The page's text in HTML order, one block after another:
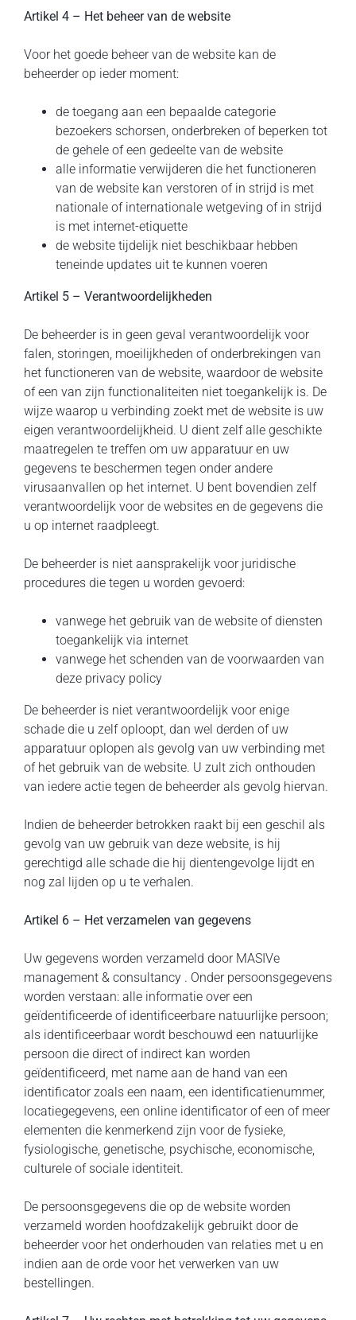
Artikel 4 – Het beheer van de website
Voor het goede beheer van de website kan de
beheerder op ieder moment:
de toegang aan een bepaalde categorie
bezoekers schorsen, onderbreken of beperken tot
de gehele of een gedeelte van de website
alle informatie verwijderen die het functioneren
van de website kan verstoren of in strijd is met
nationale of internationale wetgeving of in strijd
is met internet-etiquette
de website tijdelijk niet beschikbaar hebben
teneinde updates uit te kunnen voeren
Artikel 5 – Verantwoordelijkheden
De beheerder is in geen geval verantwoordelijk voor
falen, storingen, moeilijkheden of onderbrekingen van
het functioneren van de website, waardoor de website
of een van zijn functionaliteiten niet toegankelijk is. De
wijze waarop u verbinding zoekt met de website is uw
eigen verantwoordelijkheid. U dient zelf alle geschikte
maatregelen te treffen om uw apparatuur en uw
gegevens te beschermen tegen onder andere
virusaanvallen op het internet. U bent bovendien zelf
verantwoordelijk voor de websites en de gegevens die
u op internet raadpleegt.
De beheerder is niet aansprakelijk voor juridische
procedures die tegen u worden gevoerd:
vanwege het gebruik van de website of diensten
toegankelijk via internet
vanwege het schenden van de voorwaarden van
deze privacy policy
De beheerder is niet verantwoordelijk voor enige
schade die u zelf oploopt, dan wel derden of uw
apparatuur oplopen als gevolg van uw verbinding met
of het gebruik van de website. U zult zich onthouden
van iedere actie tegen de beheerder als gevolg hiervan.
Indien de beheerder betrokken raakt bij een geschil als
gevolg van uw gebruik van deze website, is hij
gerechtigd alle schade die hij dientengevolge lijdt en
nog zal lijden op u te verhalen.
Artikel 6 – Het verzamelen van gegevens
Uw gegevens worden verzameld door MASIVe
management & consultancy . Onder persoonsgegevens
worden verstaan: alle informatie over een
geïdentificeerde of identificeerbare natuurlijke persoon;
als identificeerbaar wordt beschouwd een natuurlijke
persoon die direct of indirect kan worden
geïdentificeerd, met name aan de hand van een
identificator zoals een naam, een identificatienummer,
locatiegegevens, een online identificator of een of meer
elementen die kenmerkend zijn voor de fysieke,
fysiologische, genetische, psychische, economische,
culturele of sociale identiteit.
De persoonsgegevens die op de website worden
verzameld worden hoofdzakelijk gebruikt door de
beheerder voor het onderhouden van relaties met u en
indien aan de orde voor het verwerken van uw
bestellingen.